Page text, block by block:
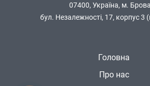
07400, Україна, м.
бул. Незалежності, 17, корпус 3
Головна
Про нас